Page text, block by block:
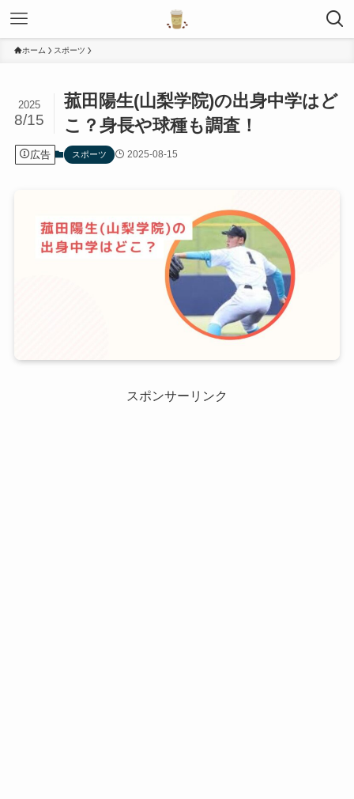
ホーム スポーツ
菰田陽生(山梨学院)の出身中学はど
こ？身長や球種も調査！
2025
8/15
広告 スポーツ 2025-08-15
スポンサーリンク